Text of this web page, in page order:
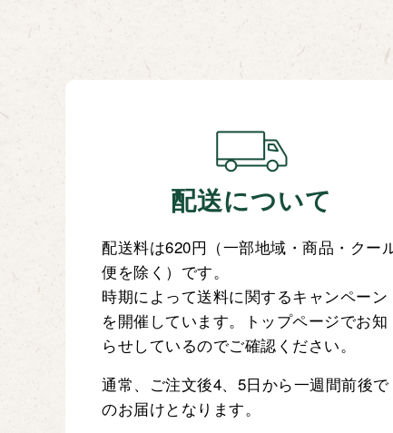
配送について
配送料は620円（一部地域・商品・クー
便を除く）です。
時期によって送料に関するキャンペーン
を開催しています。トップページでお知
らせしているのでご確認ください。
通常、ご注文後4、5日から一週間前後で
のお届けとなります。